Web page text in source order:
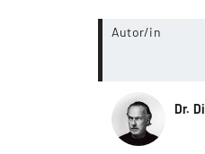
Autor/in
Dr.